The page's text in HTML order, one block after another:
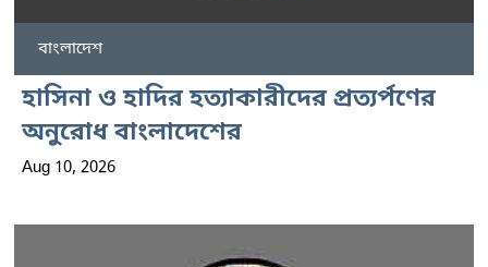
বাংলাদেশ
হাসিনা ও হাদির হত্যাকারীদের প্রত্যর্পণের
অনুরোধ বাংলাদেশের
Aug 10, 2026